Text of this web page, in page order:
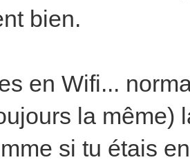
bien.
en Wifi...
la même)
si tu étais